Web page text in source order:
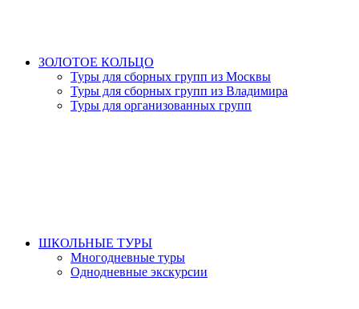
ЗОЛОТОЕ КОЛЬЦО
Туры для сборных групп из Москвы
Туры для сборных групп из Владимира
Туры для организованных групп
ШКОЛЬНЫЕ ТУРЫ
Многодневные туры
Однодневные экскурсии